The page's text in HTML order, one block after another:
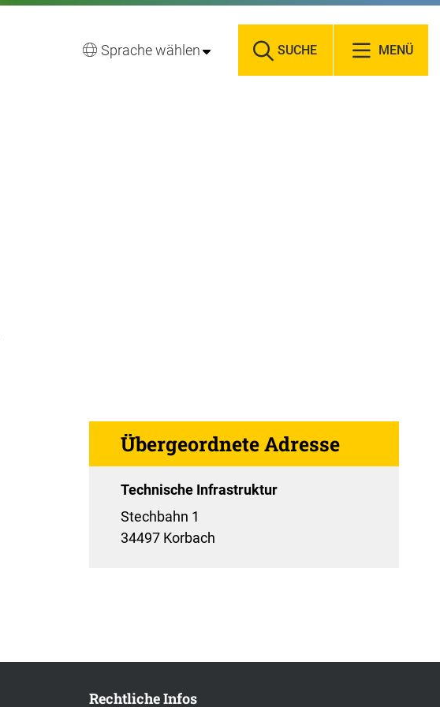
Sprache wählen SUCHE MENÜ
Übergeordnete Adresse
Technische Infrastruktur
Stechbahn 1
34497 Korbach
Rechtliche Infos